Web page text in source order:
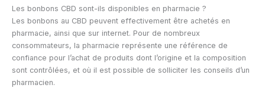
Les bonbons CBD sont-ils disponibles en pharmacie ?
Les bonbons au CBD peuvent effectivement être achetés en
pharmacie, ainsi que sur internet. Pour de nombreux
consommateurs, la pharmacie représente une référence de
confiance pour l’achat de produits dont l’origine et la composition
sont contrôlées, et où il est possible de solliciter les conseils d’un
pharmacien.